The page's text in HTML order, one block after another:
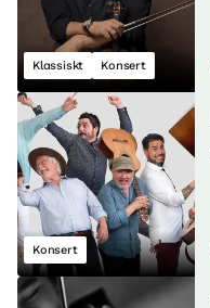
Klassiskt Konsert
Konsert